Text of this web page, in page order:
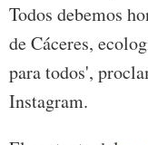
Todos debemos
de Cáceres,
para todos',
Instagram.